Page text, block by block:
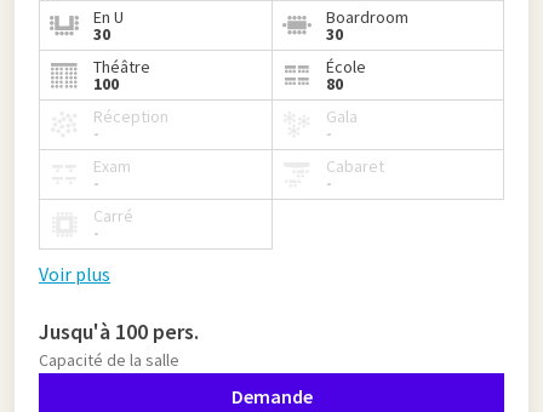
En U
30
Boardroom
30
Théâtre
100
École
80
Réception
-
Gala
-
Exam
-
Cabaret
-
Carré
-
Voir plus
Jusqu'à 100 pers.
Capacité de la salle
Demande